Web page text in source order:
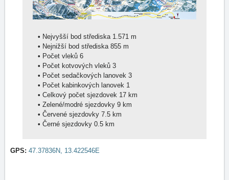
•
Nejvyšší bod střediska 1.571 m
•
Nejnižší bod střediska 855 m
•
Počet vleků 6
•
Počet kotvových vleků 3
•
Počet sedačkových lanovek 3
•
Počet kabinkových lanovek 1
•
Celkový počet sjezdovek 17 km
•
Zelené/modré sjezdovky 9 km
•
Červené sjezdovky 7.5 km
•
Černé sjezdovky 0.5 km
GPS: 47.37836N, 13.422546E